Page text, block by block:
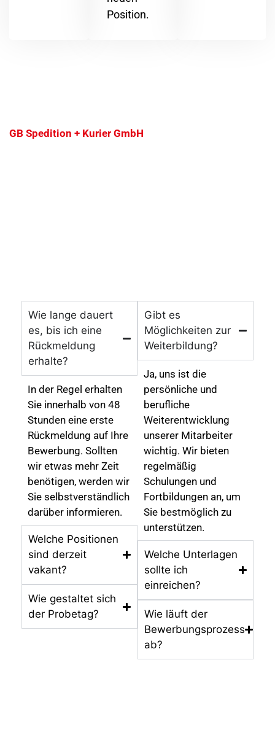
Position.
GB Spedition + Kurier GmbH
Wie lange dauert
es, bis ich eine
Rückmeldung
erhalte?
In der Regel erhalten
Sie innerhalb von 48
Stunden eine erste
Rückmeldung auf Ihre
Bewerbung. Sollten
wir etwas mehr Zeit
benötigen, werden wir
Sie selbstverständlich
darüber informieren.
Welche Positionen
sind derzeit
vakant?
Wie gestaltet sich
der Probetag?
Gibt es
Möglichkeiten zur
Weiterbildung?
Ja, uns ist die
persönliche und
berufliche
Weiterentwicklung
unserer Mitarbeiter
wichtig. Wir bieten
regelmäßig
Schulungen und
Fortbildungen an, um
Sie bestmöglich zu
unterstützen.
Welche Unterlagen
sollte ich
einreichen?
Wie läuft der
Bewerbungsprozess
ab?